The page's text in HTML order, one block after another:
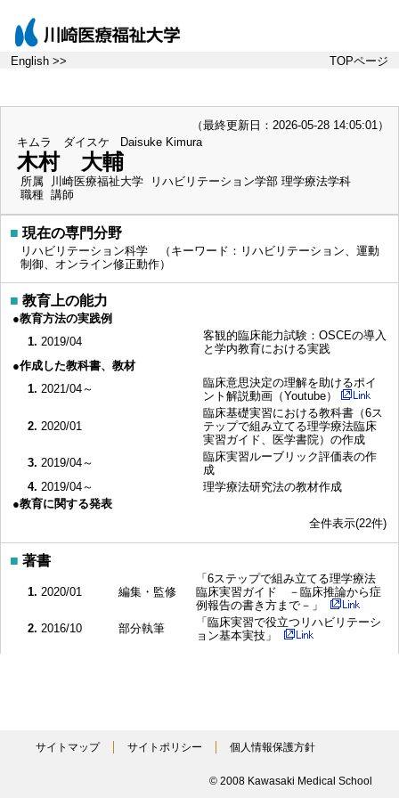
English >> TOPページ
（最終更新日：2026-05-28 14:05:01）
キムラ ダイスケ
Daisuke Kimura
木村 大輔
所属
川崎医療福祉大学 リハビリテーション学部 理学療法学科
職種 講師
■ 現在の専門分野
リハビリテーション科学 （キーワード：リハビリテーション、運動
制御、オンライン修正動作）
■ 教育上の能力
●教育方法の実践例
1. 2019/04
客観的臨床能力試験：OSCEの導入
と学内教育における実践
●作成した教科書、教材
1. 2021/04～
臨床意思決定の理解を助けるポイ
ント解説動画（Youtube）
2. 2020/01
臨床基礎実習における教科書（6ス
テップで組み立てる理学療法臨床
実習ガイド、医学書院）の作成
3. 2019/04～
臨床実習ルーブリック評価表の作
成
4. 2019/04～
理学療法研究法の教材作成
●教育に関する発表
全件表示(22件)
■ 著書
1. 2020/01 編集・監修
「6ステップで組み立てる理学療法
臨床実習ガイド －臨床推論から症
例報告の書き方まで－」
2. 2016/10 部分執筆
「臨床実習で役立つリハビリテーシ
ョン基本実技」
Parkinson’s disease
患者に対する遠隔リハビリテーショ
ンの介入効果 ―予備的研究―
サイトマップ サイトポリシー 個人情報保護方針
© 2008 Kawasaki Medical School